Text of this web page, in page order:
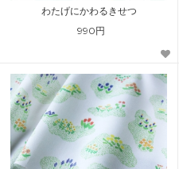
わたげにかわるきせつ
990円